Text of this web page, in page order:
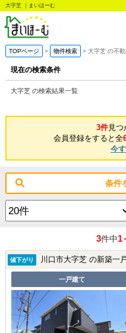
大字芝 ｜まいほーむ
TOPページ 物件検索 大字芝 の不
現在の検索条件
大字芝 の検索結果一覧
3件見つ
会員登録をすると全
今
条件
3件中1
値下がり 川口市大字芝 の新築一
一戸建て